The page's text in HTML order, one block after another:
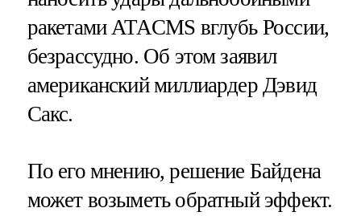
ракетами ATACMS вглубь России,
безрассудно. Об этом заявил
американский миллиардер Дэвид
Сакс.
По его мнению, решение Байдена
может возыметь обратный эффект.